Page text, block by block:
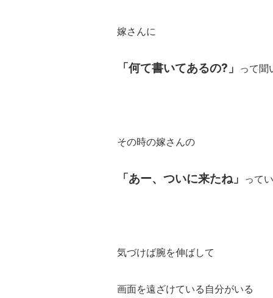
嫁さんに
「何て書いてあるの?」 って聞
その時の嫁さんの
「あー、ついに来たね」 って
気づけば腕を伸ばして
画面を遠ざけている自分がいる